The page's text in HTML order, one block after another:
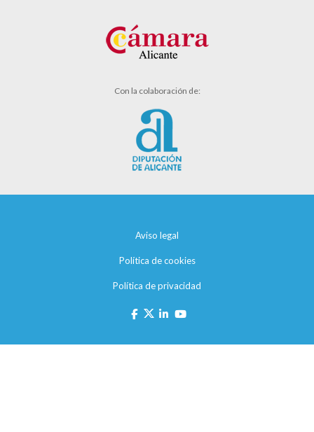
Con la colaboración de:
Aviso legal
Política de cookies
Política de privacidad